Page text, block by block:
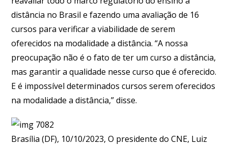
distância no Brasil e fazendo uma avaliação de 16
cursos para verificar a viabilidade de serem
oferecidos na modalidade a distância. “A nossa
preocupação não é o fato de ter um curso a distância,
mas garantir a qualidade nesse curso que é oferecido.
E é impossível determinados cursos serem oferecidos
na modalidade a distância,” disse.
Brasília (DF), 10/10/2023, O presidente do CNE, Luiz